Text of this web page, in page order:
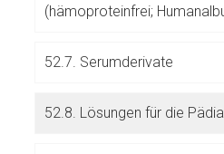
(hämoproteinfrei;
52.7. Serumderivate
52.8. Lösungen für die
Aufruf einer externen
Seite. Für die Inhalte der
Betreiber verantwortlich.